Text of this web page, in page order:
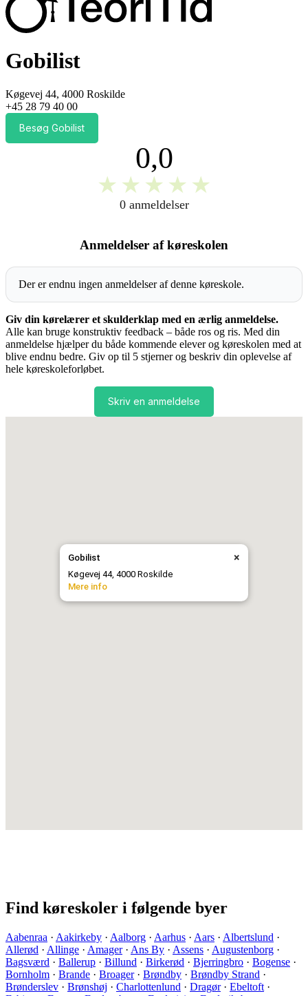
Gobilist
Køgevej 44, 4000 Roskilde
+45 28 79 40 00
Besøg Gobilist
0,0
★ ★ ★ ★ ★
0 anmeldelser
Anmeldelser af køreskolen
Der er endnu ingen anmeldelser af denne køreskole.
Giv din kørelærer et skulderklap med en ærlig anmeldelse.
Alle kan bruge konstruktiv feedback – både ros og ris. Med din
anmeldelse hjælper du både kommende elever og køreskolen med at
blive endnu bedre. Giv op til 5 stjerner og beskriv din oplevelse af
hele køreskoleforløbet.
Skriv en anmeldelse
×
Gobilist
Køgevej 44, 4000 Roskilde
Mere info
Find køreskoler i følgende byer
Aabenraa · Aakirkeby · Aalborg · Aarhus · Aars · Albertslund ·
Allerød · Allinge · Amager· Ans By · Assens · Augustenborg ·
Bagsværd · Ballerup · Billund · Birkerød · Bjerringbro · Bogense ·
Bornholm · Brande · Broager· Brøndby · Brøndby Strand ·
Brønderslev · Brønshøj · Charlottenlund · Dragør· Ebeltoft ·